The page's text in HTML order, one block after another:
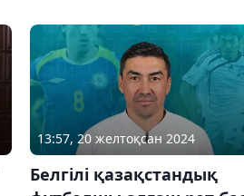
13:57, 20 желтоқсан 2024
Белгілі қазақстандық